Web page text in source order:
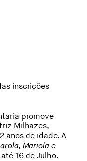
inscrições
promove
Milhazes,
anos de idade. A
Mariola e
16 de Julho.